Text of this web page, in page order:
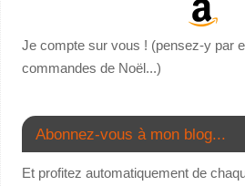
Je compte sur vous ! (pensez-y par
commandes de Noël...)
Abonnez-vous à mon blog...
Et profitez automatiquement de